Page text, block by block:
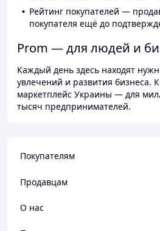
Рейтинг покупателей —
покупателя ещё до
Prom — для людей и
Каждый день здесь находят
увлечений и развития бизнеса.
маркетплейс Украины — для
тысяч предпринимателей.
Покупателям
Продавцам
О нас